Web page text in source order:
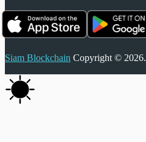
Siam Blockchain Copyright © 2026.